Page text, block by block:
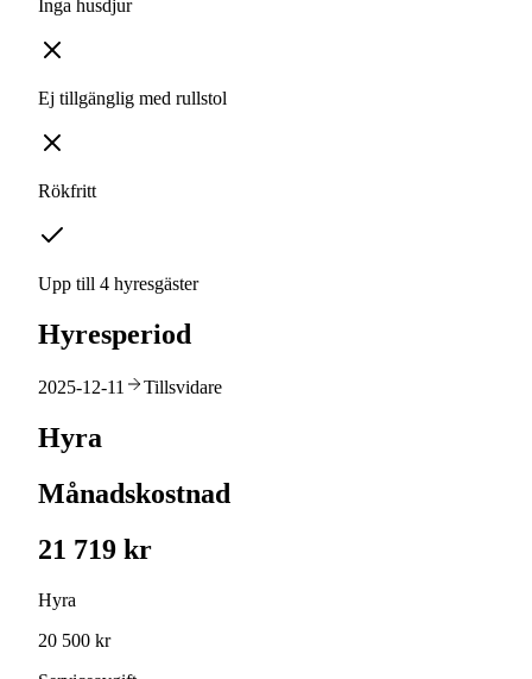
Inga husdjur
Ej tillgänglig med rullstol
Rökfritt
Upp till 4 hyresgäster
Hyresperiod
2025-12-11 Tillsvidare
Hyra
Månadskostnad
21 719 kr
Hyra
20 500 kr